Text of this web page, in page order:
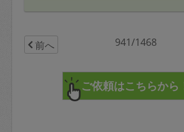
あと、何よりここ数日の断捨離で出たゴミ
した！おかげさまでスッキリです。おまけ
まで手をつけて戴き、助かりました。
前へ 941/1468